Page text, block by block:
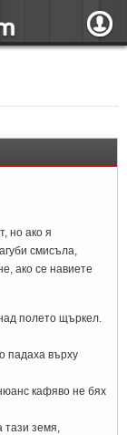
но ако я
смисъла,
ако се навиете
полето щъркел.
падаха върху
кафяво не бях
тази земя,